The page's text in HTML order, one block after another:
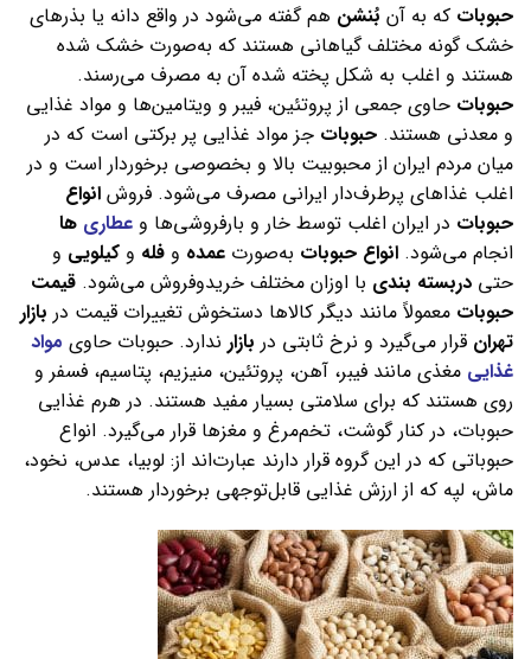
حبوبات که به آن بُنشن هم گفته می‌شود در واقع دانه یا بذرهای
خشک گونه مختلف گیاهانی هستند که به‌صورت خشک شده
هستند و اغلب به شکل پخته شده آن به مصرف می‌رسند.
حبوبات حاوی جمعی از پروتئین، فیبر و ویتامین‌ها و مواد غذایی
و معدنی هستند. حبوبات جز مواد غذایی پر برکتی است که در
میان مردم ایران از محبوبیت بالا و بخصوصی برخوردار است و در
اغلب غذاهای پرطرف‌دار ایرانی مصرف می‌شود. فروش انواع
حبوبات در ایران اغلب توسط خار و بارفروشی‌ها و عطاری ها
انجام می‌شود. انواع حبوبات به‌صورت عمده و فله و کیلویی و
حتی دربسته بندی با اوزان مختلف خریدوفروش می‌شود. قیمت
حبوبات معمولاً مانند دیگر کالاها دستخوش تغییرات قیمت در بازار
تهران قرار می‌گیرد و نرخ ثابتی در بازار ندارد. حبوبات حاوی مواد
غذایی مغذی مانند فیبر، آهن، پروتئین، منیزیم، پتاسیم، فسفر و
روی هستند که برای سلامتی بسیار مفید هستند. در هرم غذایی
حبوبات، در کنار گوشت، تخم‌مرغ و مغزها قرار می‌گیرد. انواع
حبوباتی که در این گروه قرار دارند عبارت‌اند از: لوبیا، عدس، نخود،
ماش، لپه که از ارزش غذایی قابل‌توجهی برخوردار هستند.